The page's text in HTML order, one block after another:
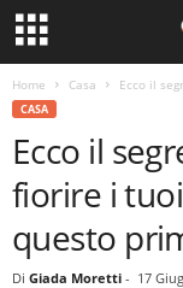
Home Casa Ecco il
CASA
Ecco il
fiorire i
questo
Di Giada Moretti - 17